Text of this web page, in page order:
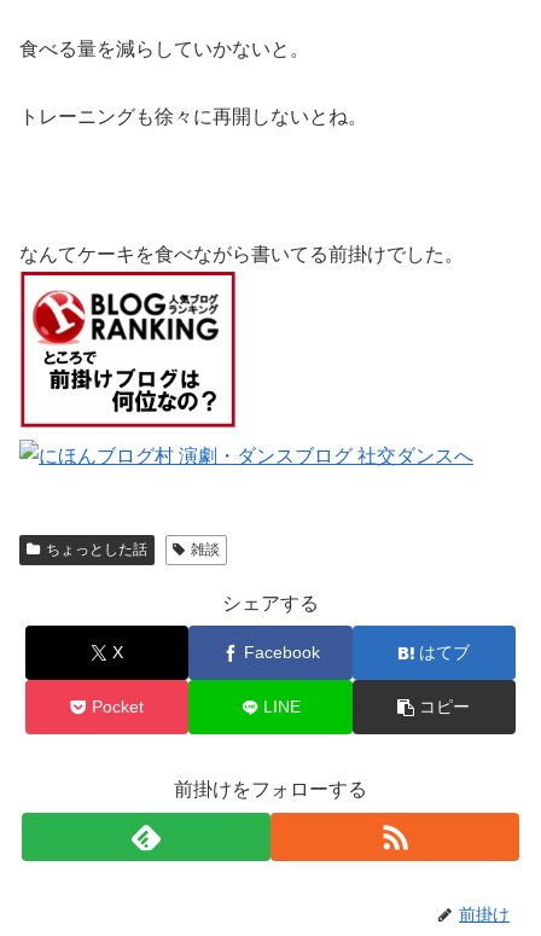
食べる量を減らしていかないと。
トレーニングも徐々に再開しないとね。
なんてケーキを食べながら書いてる前掛けでした。
ちょっとした話 雑談
シェアする
X Facebook はてブ
Pocket LINE コピー
前掛けをフォローする
前掛け